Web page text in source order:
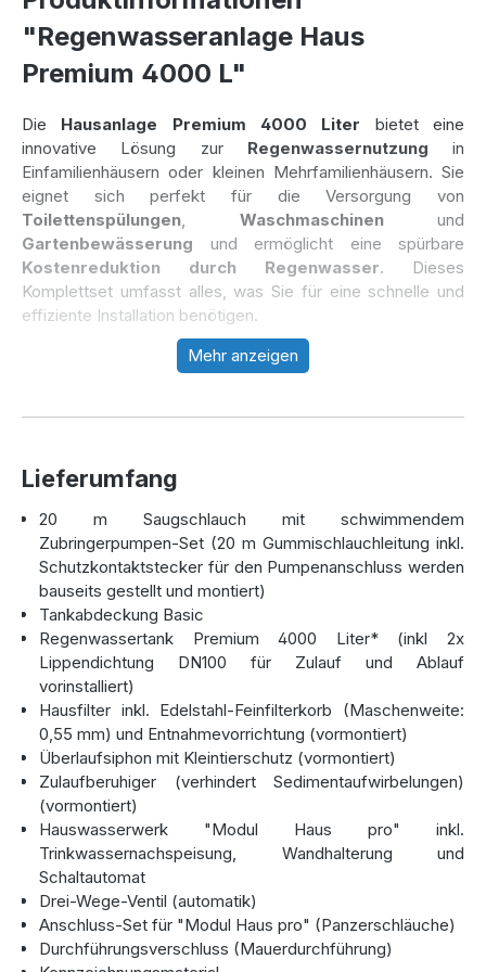
"Regenwasseranlage Haus
Premium 4000 L"
Die Hausanlage Premium 4000 Liter bietet eine
innovative Lösung zur Regenwassernutzung in
Einfamilienhäusern oder kleinen Mehrfamilienhäusern. Sie
eignet sich perfekt für die Versorgung von
Toilettenspülungen, Waschmaschinenund
Gartenbewässerung und ermöglicht eine spürbare
Kostenreduktion durch Regenwasser. Dieses
Komplettset umfasst alles, was Sie für eine schnelle und
effiziente Installation benötigen.
Regenwassernutzung
Mit demRegenwassertank Premium 4000 Liter
der hochwertigen Technik können Sie Regenwasser für
Haus und Garten einfach nutzen. Der Tank ist mit
vorinstallierten Lippendichtungen (DN100) für Zulauf und
Ablauf ausgestattet und wird aus langlebigem Material
hergestellt. Dank der kompakten Größe eignet er sich ideal
für Haushalte mit begrenztem Platz.
Hochwertige Pumpentechnik für
individuelle Anforderungen
Die Anlage beinhaltet dieRegenwasserzentrale
AQa.Line Modul Haus pro, die auf die Bedürfnisse von
Haushalten abgestimmt ist. Für die Wasserförderung haben
Sie die Wahl zwischen zwei Optionen:
10 m Saugschlauch mit schwimmendem
Ansaugfilter:
Diese Lösung ist ideal für kürzere Distanzen und liefert
zuverlässig Regenwasser an Ihre Verbraucher.
20 m Saugschlauch mit schwimmendem
Mehr anzeigen
Lieferumfang
20 m Saugschlauch mit schwimmendem
Zubringerpumpen-Set (20 m Gummischlauchleitung inkl.
Schutzkontaktstecker für den Pumpenanschluss werden
bauseits gestellt und montiert)
Tankabdeckung Basic
Regenwassertank Premium 4000 Liter* (inkl 2x
Lippendichtung DN100 für Zulauf und Ablauf
vorinstalliert)
Hausfilter inkl. Edelstahl-Feinfilterkorb (Maschenweite:
0,55 mm) und Entnahmevorrichtung (vormontiert)
Überlaufsiphon mit Kleintierschutz (vormontiert)
Zulaufberuhiger (verhindert Sedimentaufwirbelungen)
(vormontiert)
Hauswasserwerk "Modul Haus pro" inkl.
Trinkwassernachspeisung, Wandhalterung und
Schaltautomat
Drei-Wege-Ventil (automatik)
Anschluss-Set für "Modul Haus pro" (Panzerschläuche)
Durchführungsverschluss (Mauerdurchführung)